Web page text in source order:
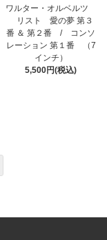
ワルター・オルベルツ
リスト 愛の夢 第３
番 ＆ 第２番 / コンソ
レーション 第１番 （7
インチ）
5,500円(税込)